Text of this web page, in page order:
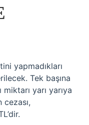
yapmadıkları
Tek başına
yarı yarıya
cezası,